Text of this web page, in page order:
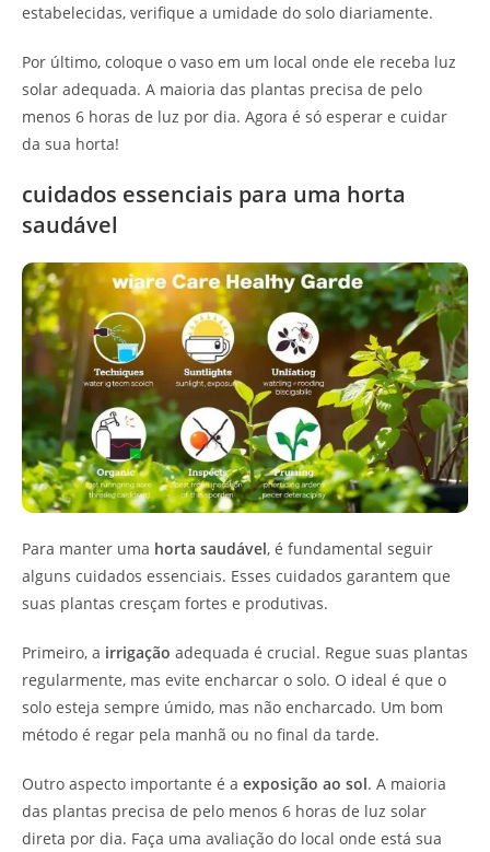
estabelecidas, verifique a umidade do solo diariamente.
Por último, coloque o vaso em um local onde ele receba luz
solar adequada. A maioria das plantas precisa de pelo
menos 6 horas de luz por dia. Agora é só esperar e cuidar
da sua horta!
cuidados essenciais para uma horta
saudável
Para manter uma horta saudável, é fundamental seguir
alguns cuidados essenciais. Esses cuidados garantem que
suas plantas cresçam fortes e produtivas.
Primeiro, a irrigação adequada é crucial. Regue suas plantas
regularmente, mas evite encharcar o solo. O ideal é que o
solo esteja sempre úmido, mas não encharcado. Um bom
método é regar pela manhã ou no final da tarde.
Outro aspecto importante é a exposição ao sol. A maioria
das plantas precisa de pelo menos 6 horas de luz solar
direta por dia. Faça uma avaliação do local onde está sua